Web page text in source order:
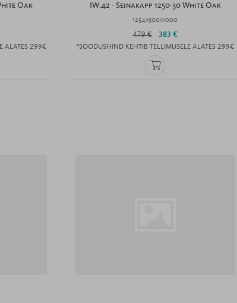
Oak
ALATES 299€
IW.42 - Seinakapp 1250-30 White Oak
1254x300x1000
479 € 383 €
*SOODUSHIND KEHTIB TELLIMUSELE ALATES 299€